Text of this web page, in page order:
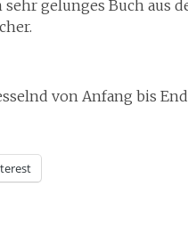
gelunges Buch aus
von Anfang bis